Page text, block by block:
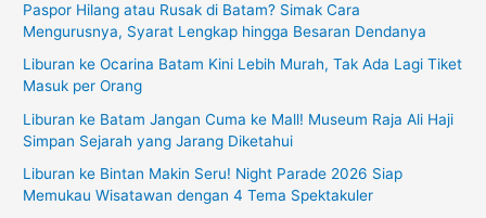
u
t
Paspor Hilang atau Rusak di Batam? Simak Cara
Mengurusnya, Syarat Lengkap hingga Besaran Dendanya
Liburan ke Ocarina Batam Kini Lebih Murah, Tak Ada Lagi Tiket
Masuk per Orang
Liburan ke Batam Jangan Cuma ke Mall! Museum Raja Ali Haji
Simpan Sejarah yang Jarang Diketahui
Liburan ke Bintan Makin Seru! Night Parade 2026 Siap
Memukau Wisatawan dengan 4 Tema Spektakuler